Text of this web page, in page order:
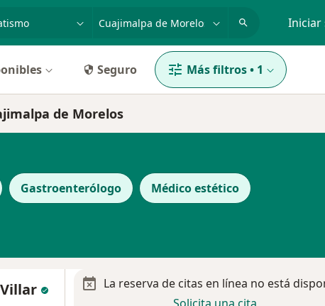
Iniciar
Seguro Más filtros• 1
de Morelos
Gastroenterólogo Médico estético
La reserva de citas en línea no está